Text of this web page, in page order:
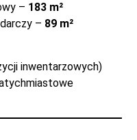
– 183 m²
– 89 m²
inwentarzowych)